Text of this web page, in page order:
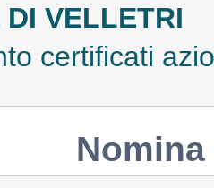
VELLETRI
certificati